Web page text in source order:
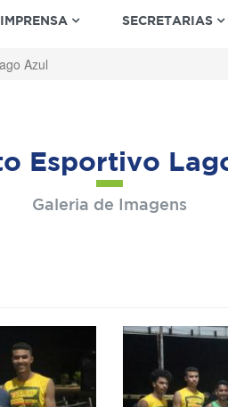
IMPRENSA SECRETARIAS
Azul
Esportivo
Galeria de Imagens